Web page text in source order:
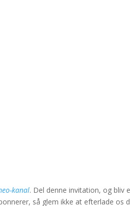
kanal. Del denne invitation, og bliv
så glem ikke at efterlade os